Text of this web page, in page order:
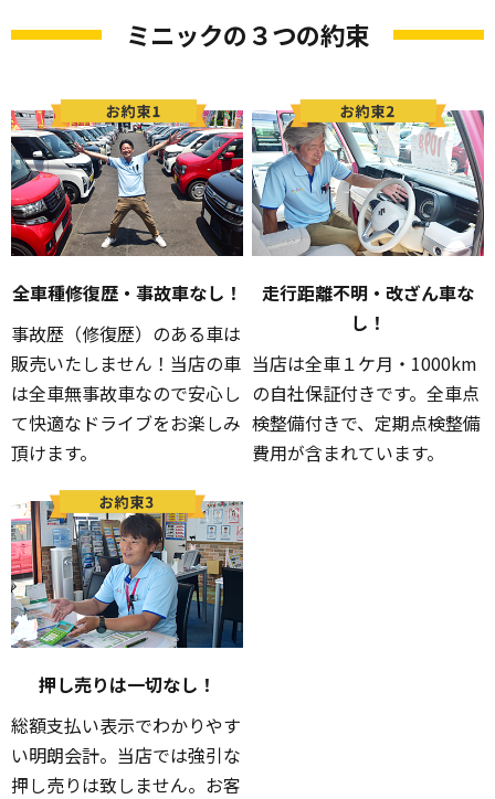
ミニックの３つの約束
全車種修復歴・事故車なし！
事故歴（修復歴）のある車は
販売いたしません！当店の車
は全車無事故車なので安心し
て快適なドライブをお楽しみ
頂けます。
走行距離不明・改ざん車な
し！
当店は全車１ケ月・1000km
の自社保証付きです。全車点
検整備付きで、定期点検整備
費用が含まれています。
押し売りは一切なし！
総額支払い表示でわかりやす
い明朗会計。当店では強引な
押し売りは致しません。お客